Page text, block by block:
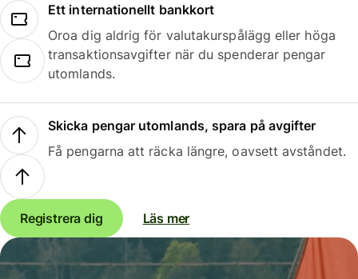
Ett internationellt bankkort
Oroa dig aldrig för valutakurspålägg eller höga
transaktionsavgifter när du spenderar pengar
utomlands.
Skicka pengar utomlands, spara på avgifter
Få pengarna att räcka längre, oavsett avståndet.
Registrera dig Läs mer